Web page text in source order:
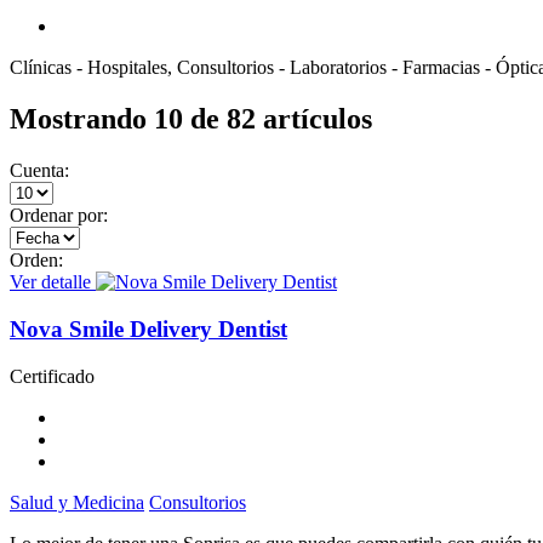
Clínicas - Hospitales, Consultorios - Laboratorios - Farmacias -
Mostrando 10 de 82 artículos
Cuenta:
Ordenar por:
Orden:
Ver detalle
Nova Smile Delivery Dentist
Certificado
Salud y Medicina Consultorios